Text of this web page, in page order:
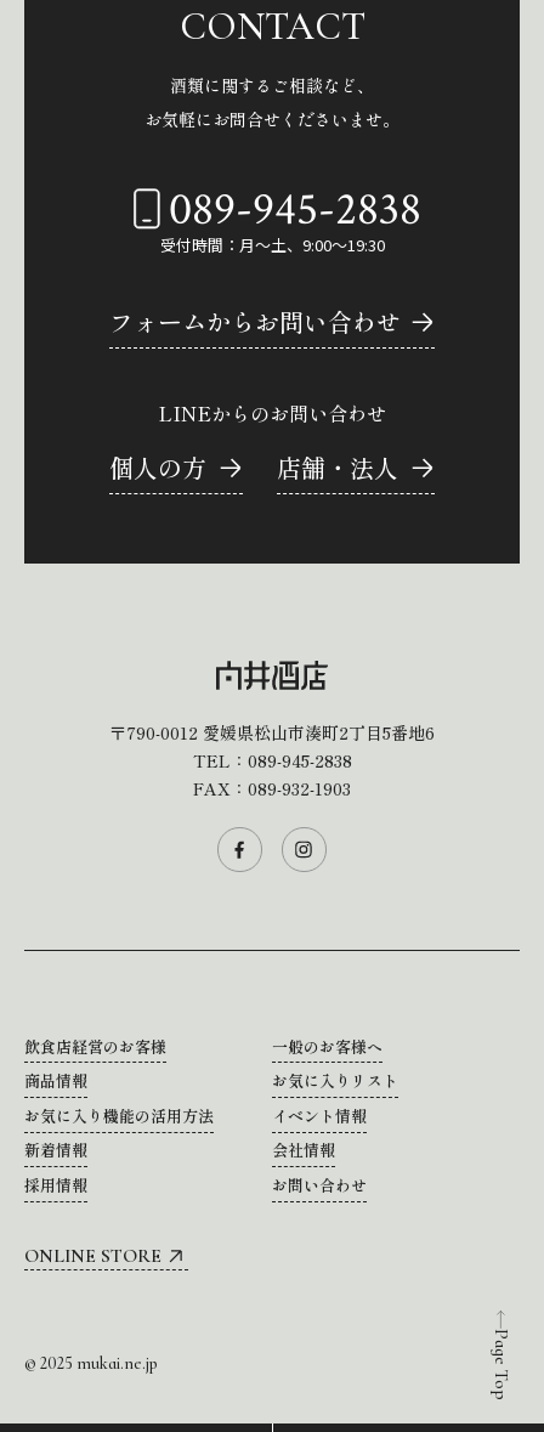
Page Top
CONTACT
酒類に関するご相談など、
お気軽にお問合せくださいませ。
089-945-2838
受付時間：月～土、9:00～19:30
フォームからお問い合わせ
LINEからのお問い合わせ
個人の方 店舗・法人
〒790-0012 愛媛県松山市湊町2丁目5番地6
TEL： 089-945-2838
FAX：089-932-1903
飲食店経営のお客様
一般のお客様へ
商品情報
お気に入りリスト
お気に入り機能の活用方法
イベント情報
新着情報
会社情報
採用情報
お問い合わせ
ONLINE STORE
© 2025 mukai.ne.jp